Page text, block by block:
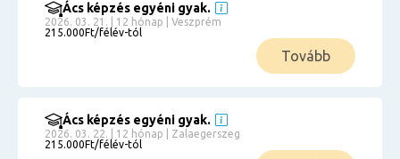
Ács képzés egyéni gyak.
2026. 03. 21. | 12 hónap | Veszprém
215.000Ft/félév-tól
Tovább
Ács képzés egyéni gyak.
2026. 03. 22. | 12 hónap | Zalaegerszeg
215.000Ft/félév-tól